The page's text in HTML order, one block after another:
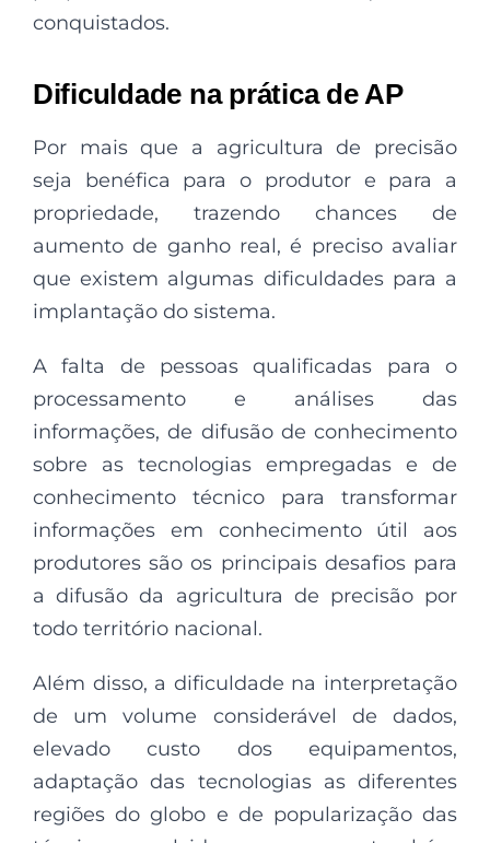
conquistados.
Dificuldade na prática de AP
Por mais que a agricultura de precisão
seja benéfica para o produtor e para a
propriedade, trazendo chances de
aumento de ganho real, é preciso avaliar
que existem algumas dificuldades para a
implantação do sistema.
A falta de pessoas qualificadas para o
processamento e análises das
informações, de difusão de conhecimento
sobre as tecnologias empregadas e de
conhecimento técnico para transformar
informações em conhecimento útil aos
produtores são os principais desafios para
a difusão da agricultura de precisão por
todo território nacional.
Além disso, a dificuldade na interpretação
de um volume considerável de dados,
elevado custo dos equipamentos,
adaptação das tecnologias as diferentes
regiões do globo e de popularização das